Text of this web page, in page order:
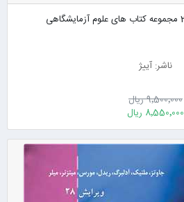
ناشر: آییژ
9٬500٬000 ریال
8٬550٬000 ریال